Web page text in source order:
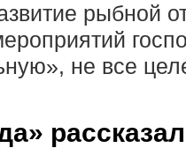
рыбной
не все